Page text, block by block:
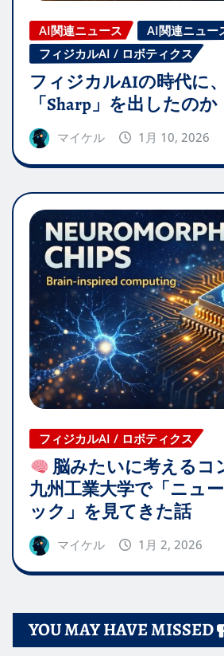
AI関連ニュース
AI関連ニュー
フィジカルAI / ロボティクス
フィジカルAIの時代に
「Sharp」を出したのか
マイケル 1月 10, 2026
フィジカルAI / ロボティクス
脳みたいに考えるコ
九州工業大学で「ニュ
ック」を見てきた話
マイケル 1月 2, 2026
YOU MAY HAVE MISSED